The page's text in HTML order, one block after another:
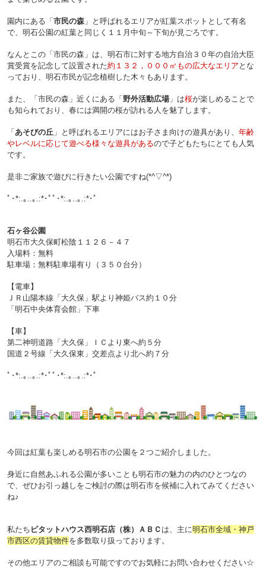
園内にある「 市民の森」と呼ばれるエリアが紅葉スポットとして有名
で、明石公園の紅葉と同じく１１月中旬～下旬が見ごろです。
なんとこの「市民の森」は、明石市に対する地方自治３０年の自治大臣
賞受賞を記念して設置された約１３２，０００㎡もの広大なエリア とな
っており、明石市民が記念植樹した木々もあります。
また、「市民の森」近くにある「 野外活動広場」は桜が楽しめることで
も知られており、春には満開の桜が訪れる人を魅了します。
「 あそびの丘」と呼ばれるエリアにはお子さま向けの遊具があり、 年齢
やレベルに応じて遊べる様々な遊具があるので子どもたちにとても人気
です。
是非ご家族で遊びに行きたい公園ですね(*^▽^*)
ﾟ･*:.｡..｡.:*･ﾟﾟ･*:.｡..｡.:*･ﾟ
石ヶ谷公園
明石市大久保町松陰１１２６－４７
入場料：無料
駐車場：無料駐車場有り（３５０台分）
【電車】
ＪＲ山陽本線「大久保」駅より神姫バス約１０分
「明石中央体育会館」下車
【車】
第二神明道路「大久保」ＩＣより東へ約５分
国道２号線「大久保東」交差点より北へ約７分
ﾟ･*:.｡..｡.:*･ﾟﾟ･*:.｡..｡.:*･ﾟ
今回は紅葉も楽しめる明石市の公園を２つご紹介しました。
身近に自然あふれる公園が多いことも明石市の魅力の内のひとつなの
で、 ぜひお引っ越しをご検討の際は明石市を候補に入れてみてください
ね♪
私たち ピタットハウス西明石店（株）ＡＢＣ は、主に 明石市全域・神戸
市西区の賃貸物件を多数取り扱っております。
その他エリアのご相談も可能ですのでお気軽にお問い合わせください☆